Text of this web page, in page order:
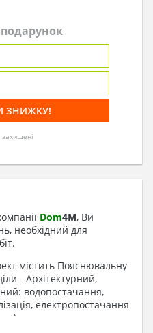
захищені
Dom4M, Ви
необхідний для
містить Пояснювальну
- Архітектурний,
водопостачання,
електропостачання
).